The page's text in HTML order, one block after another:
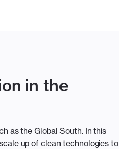
in the
as the Global South. In this
up of clean technologies to